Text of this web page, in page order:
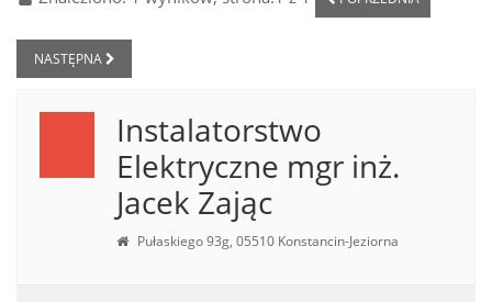
NASTĘPNA
Instalatorstwo
Elektryczne mgr inż.
Jacek Zając
Pułaskiego 93g, 05510 Konstancin-Jeziorna